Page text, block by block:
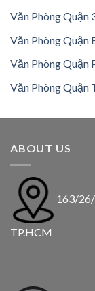
Văn Phòng Quận
Văn Phòng Quận
Văn Phòng Quận
Văn Phòng Quận
ABOUT US
163/
TP.HCM